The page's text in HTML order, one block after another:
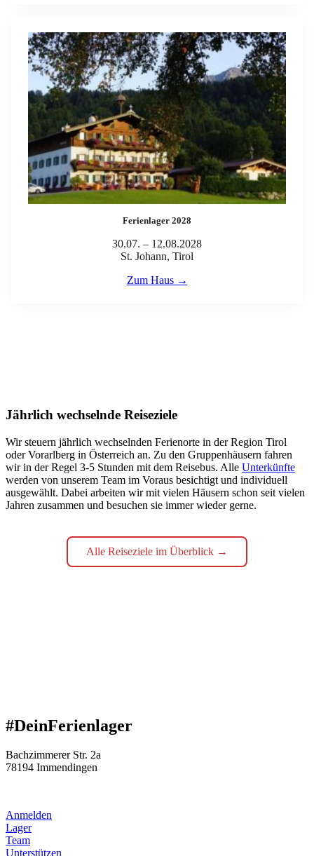
Ferienlager 2028
30.07. – 12.08.2028
St. Johann, Tirol
Zum Haus →
Jährlich wechselnde Reiseziele
Wir steuern jährlich wechselnden Ferienorte in der Region Tirol
oder Vorarlberg in Österreich an. Zu den Gruppenhäusern fahren
wir in der Regel 3-5 Stunden mit dem Reisebus. Alle Unterkünfte
werden von unserem Team im Voraus besichtigt und individuell
ausgewählt. Dabei arbeiten wir mit vielen Häusern schon seit vielen
Jahren zusammen und besuchen sie immer wieder gerne.
Alle Reiseziele im Überblick →
#DeinFerienlager
Bachzimmerer Str. 2a
78194 Immendingen
Anmelden
Lager
Team
Unterstützen